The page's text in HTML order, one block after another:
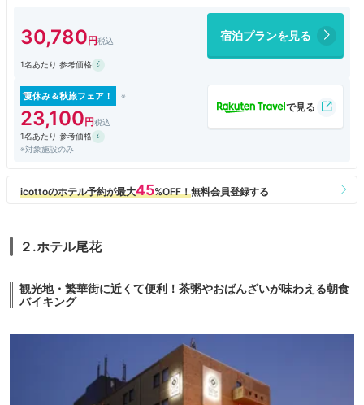
だ。朝食は洋食を選択したが、次回は茶がゆ定食もオーダーしてみたいと
も思う。スタッフも気遣いにあふれていた。普段、ホテルで記念撮影を頼
むことはないのだが、スタッフのすすめもあって玄関などでパチリ。撮影
た。
30,780 宿泊プランを見る
1名あたり 参考価格
夏休み＆秋旅フェア！
23,100
1名あたり 参考価格
※対象施設のみ
２.ホテル尾花
観光地・繁華街に近くて便利！茶粥やおばんざいが味わえる朝食
バイキング